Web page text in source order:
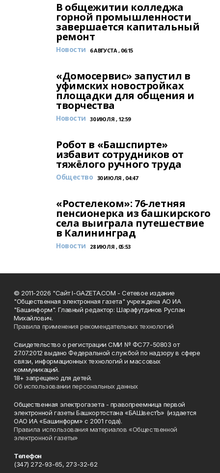
В общежитии колледжа
горной промышленности
завершается капитальный
ремонт
Новости 6 АВГУСТА , 06:15
«Домосервис» запустил в
уфимских новостройках
площадки для общения и
творчества
Новости 30 ИЮЛЯ , 12:59
Робот в «Башспирте»
избавит сотрудников от
тяжёлого ручного труда
Общество 30 ИЮЛЯ , 04:47
«Ростелеком»: 76-летняя
пенсионерка из башкирского
села выиграла путешествие
в Калининград
Новости 28 ИЮЛЯ , 05:53
© 2011-2026 "Сайт I-GAZETA.COM - Сетевое издание
"Общественная электронная газета" учреждена АО ИА
"Башинформ". Главный редактор: Шарафутдинов Руслан
Михайлович.
Правила применения рекомендательных технологий
Свидетельство о регистрации СМИ № ФС77-50803 от
27.07.2012 выдано Федеральной службой по надзору в сфере
связи, информационных технологий и массовых
коммуникаций.
18+ запрещено для детей.
Об использовании персональных данных
Общественная электрогазета - правопреемница первой
электронной газеты Башкортостана «БАШвестЪ» (издается
ОАО ИА «Башинформ» с 2001 года).
Правила использования материалов «Общественной
электронной газеты»
Телефон
(347) 272-93-65, 273-32-62